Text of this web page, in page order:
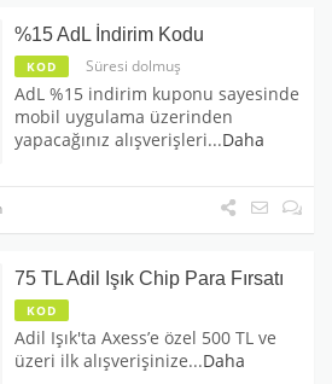
%15 AdL İndirim Kodu
KOD Süresi dolmuş
AdL %15 indirim kuponu sayesinde
mobil uygulama üzerinden
yapacağınız alışverişleri...Daha
75 TL Adil Işık Chip Para Fırsatı
KOD
Adil Işık'ta Axess’e özel 500 TL ve
üzeri ilk alışverişinize...Daha